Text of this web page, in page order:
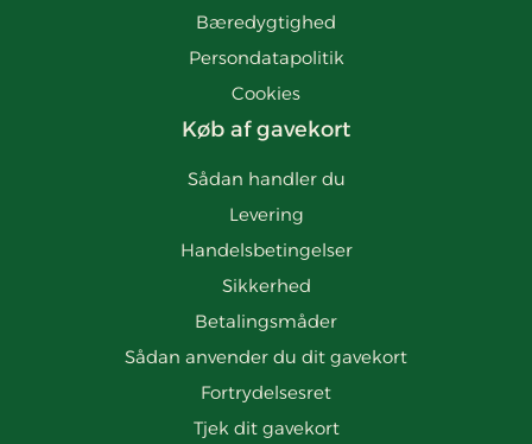
Bæredygtighed
Persondatapolitik
Cookies
Køb af gavekort
Sådan handler du
Levering
Handelsbetingelser
Sikkerhed
Betalingsmåder
Sådan anvender du dit gavekort
Fortrydelsesret
Tjek dit gavekort